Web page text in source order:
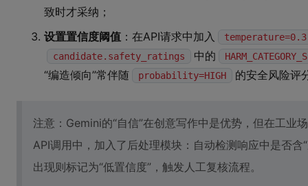
致时才采纳；
设置置信度阈值 ：在API请求中加入
temperature=0.3
candidate.safety_ratings
中的
“编造倾向”常伴随 probability=HIGH 的安全风险评
注意：Gemini的“自信”在创意写作中是优势，但在工业
API调用中，加入了后处理模块：自动检测响应中是否含
出现则标记为“低置信度”，触发人工复核流程。